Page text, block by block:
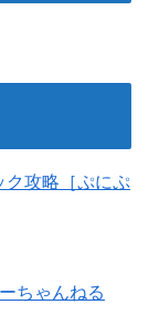
ク攻略［ぷにぷ
ちゃんねる